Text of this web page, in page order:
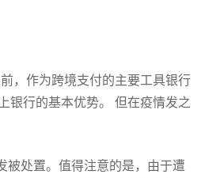
，作为跨境支付的主要工具银行
银行的基本优势。 但在疫情发之
处置。值得注意的是，由于遭